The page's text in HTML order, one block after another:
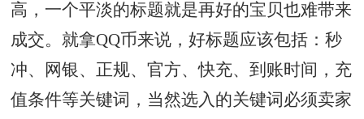
高，一个平淡的标题就是再好的宝贝也难带来
成交。就拿QQ币来说，好标题应该包括：秒
冲、网银、正规、官方、快充、到账时间，充
值条件等关键词，当然选入的关键词必须卖家